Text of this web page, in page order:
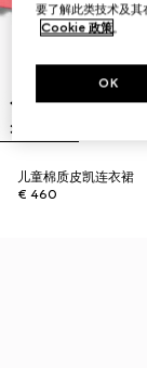
儿童棉质皮凯连衣裙
€ 460
要了解此类技术及
Cookie 政策。
OK